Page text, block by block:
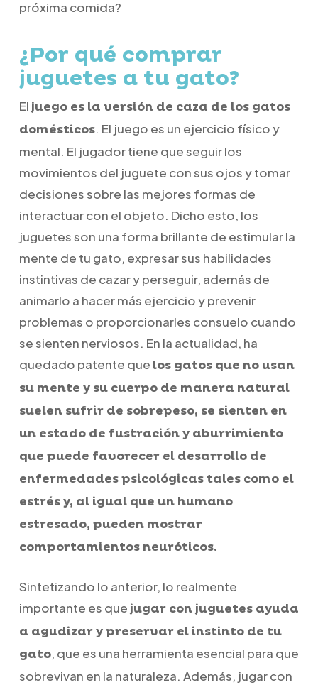
próxima comida?
¿Por qué comprar
juguetes a tu gato?
El juego es la versión de caza de los gatos
domésticos. El juego es un ejercicio físico y
mental. El jugador tiene que seguir los
movimientos del juguete con sus ojos y tomar
decisiones sobre las mejores formas de
interactuar con el objeto. Dicho esto, los
juguetes son una forma brillante de estimular la
mente de tu gato, expresar sus habilidades
instintivas de cazar y perseguir, además de
animarlo a hacer más ejercicio y prevenir
problemas o proporcionarles consuelo cuando
se sienten nerviosos. En la actualidad, ha
quedado patente que los gatos que no usan
su mente y su cuerpo de manera natural
suelen sufrir de sobrepeso, se sienten en
un estado de fustración y aburrimiento
que puede favorecer el desarrollo de
enfermedades psicológicas tales como el
estrés ​​y, al igual que un humano
estresado, pueden mostrar
comportamientos neuróticos.
Sintetizando lo anterior, lo realmente
importante es quejugar con juguetes ayuda
a agudizar y preservar el instinto de tu
gato, que es una herramienta esencial para que
sobrevivan en la naturaleza. Además, jugar con